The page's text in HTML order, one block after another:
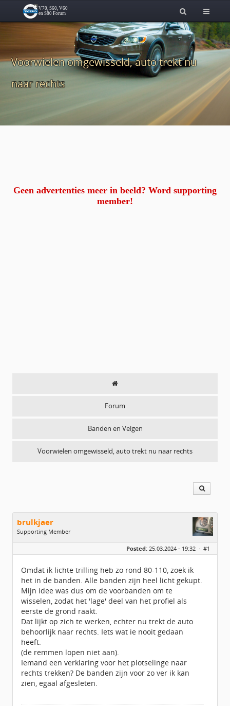
Voorwielen omgewisseld, auto trekt nu
naar rechts
Geen advertenties meer in beeld? Word supporting
member!
Forum
Banden en Velgen
Voorwielen omgewisseld, auto trekt nu naar rechts
brulkjaer
Supporting Member
Geslacht:
Berichten:
2124
Posted: 25.03.2024 - 19:32 · #1
Omdat ik lichte trilling heb zo rond 80-110, zoek ik
het in de banden. Alle banden zijn heel licht gekupt.
Mijn idee was dus om de voorbanden om te
wisselen, zodat het 'lage' deel van het profiel als
eerste de grond raakt.
Dat lijkt op zich te werken, echter nu trekt de auto
behoorlijk naar rechts. Iets wat ie nooit gedaan
heeft.
(de remmen lopen niet aan).
Iemand een verklaring voor het plotselinge naar
rechts trekken? De banden zijn voor zo ver ik kan
zien, egaal afgesleten.